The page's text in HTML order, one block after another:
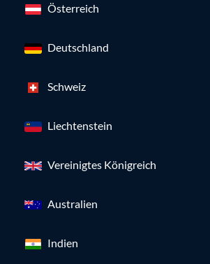
Österreich
Deutschland
Schweiz
Liechtenstein
Vereinigtes Königreich
Australien
Indien